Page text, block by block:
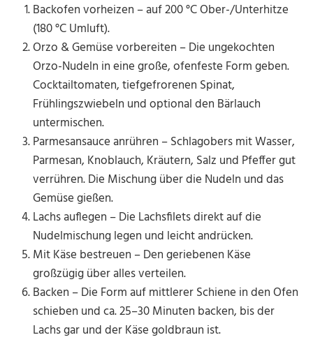
Backofen vorheizen – auf 200 °C Ober-/Unterhitze
(180 °C Umluft).
Orzo & Gemüse vorbereiten – Die ungekochten
Orzo-Nudeln in eine große, ofenfeste Form geben.
Cocktailtomaten, tiefgefrorenen Spinat,
Frühlingszwiebeln und optional den Bärlauch
untermischen.
Parmesansauce anrühren – Schlagobers mit Wasser,
Parmesan, Knoblauch, Kräutern, Salz und Pfeffer gut
verrühren. Die Mischung über die Nudeln und das
Gemüse gießen.
Lachs auflegen – Die Lachsfilets direkt auf die
Nudelmischung legen und leicht andrücken.
Mit Käse bestreuen – Den geriebenen Käse
großzügig über alles verteilen.
Backen – Die Form auf mittlerer Schiene in den Ofen
schieben und ca. 25–30 Minuten backen, bis der
Lachs gar und der Käse goldbraun ist.